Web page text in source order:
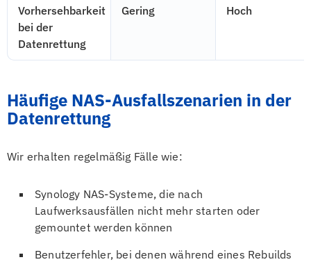
Vorhersehbarkeit
bei der
Datenrettung
Gering Hoch
Häufige NAS-Ausfallszenarien in der
Datenrettung
Wir erhalten regelmäßig Fälle wie:
Synology NAS-Systeme, die nach
Laufwerksausfällen nicht mehr starten oder
gemountet werden können
Benutzerfehler, bei denen während eines Rebuilds